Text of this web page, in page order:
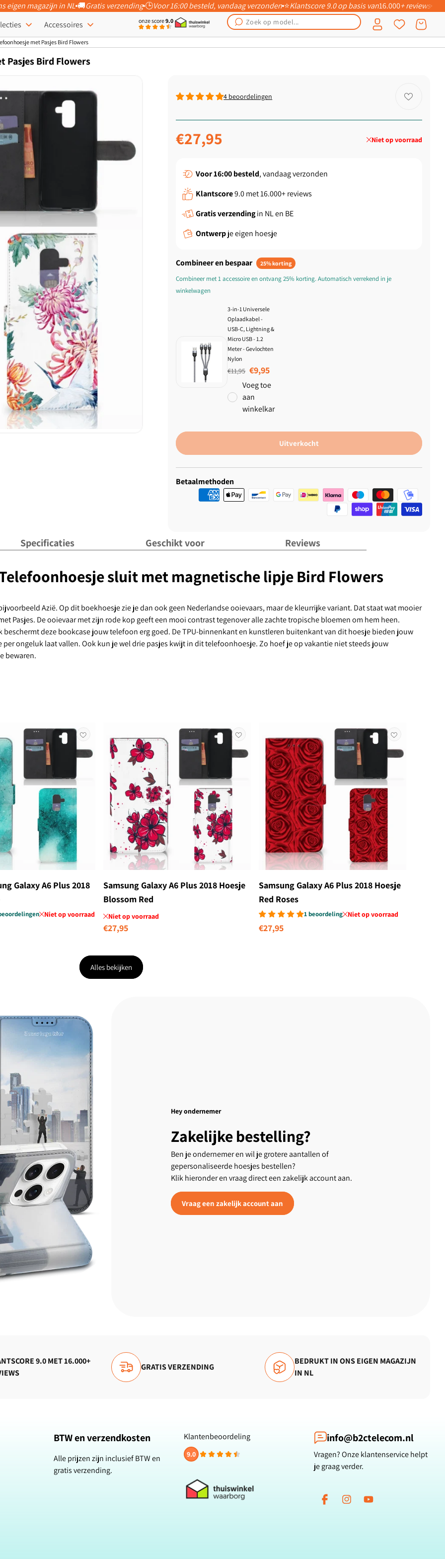
🚚Gratis verzending🕒Voor 16:00 besteld, vandaag verzonden⭐Klantscore 9.0 op basis van16.000+ reviews
eigen magazijn in NL
Accessoires onze score9.0 Inloggen Winkelwagen
met Pasjes Bird Flowers
Pasjes Bird Flowers
4 beoordelingen
Normale
€27,95 Niet op voorraad
Voor 16:00besteld, vandaag verzonden
Klantscore9.0 met 16.000+ reviews
Gratis verzendingin NL en BE
Ontwerpje eigen hoesje
Combineer en bespaar 25% korting
Combineer met 1 accessoire en ontvang 25% korting. Automatisch verrekend in je
winkelwagen
3-in-1 Universele
Oplaadkabel -
USB-C, Lightning &
Micro USB - 1.2
Meter - Gevlochten
Nylon
Normale prijs
€11,95 Aanbiedingsprijs
€9,95
Voeg toe
aan
winkelkar
Uitverkocht
Betaalmethoden
Specificaties Geschikt voor Reviews
sluit met magnetische lipje Bird Flowers
Azië. Op dit boekhoesje zie je dan ook geen Nederlandse ooievaars, maar de kleurrijke variant. Dat staat wat mooier
Pasjes. De ooievaar met zijn rode kop geeft een mooi contrast tegenover alle zachte tropische bloemen om hem heen.
deze bookcase jouw telefoon erg goed. De TPU-binnenkant en kunstleren buitenkant van dit hoesje bieden jouw
ongeluk laat vallen. Ook kun je wel drie pasjes kwijt in dit telefoonhoesje. Zo hoef je op vakantie niet steeds jouw
bewaren.
Galaxy A6 Plus 2018
Niet op voorraad
Samsung Galaxy A6 Plus 2018 Hoesje
Blossom Red
Niet op voorraad
Normale
€27,95
Samsung Galaxy A6 Plus 2018 Hoesje
Red Roses
1 beoordeling Niet op voorraad
Normale
€27,95
Alles bekijken
Hey ondernemer
Zakelijke bestelling?
Ben je ondernemer en wil je grotere aantallen of
gepersonaliseerde hoesjes bestellen?
Klik hieronder en vraag direct een zakelijk account aan.
Vraag een zakelijk account aan
9.0 MET 16.000+
GRATIS VERZENDING
BEDRUKT IN ONS EIGEN MAGAZIJN
IN NL
BTW en verzendkosten
Alle prijzen zijn inclusief BTW en
gratis verzending.
Klantenbeoordeling
9.0
info@b2ctelecom.nl
Vragen? Onze klantenservice helpt
je graag verder.
FacebookInstagramYouTube